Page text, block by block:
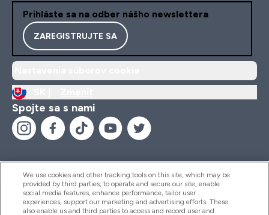
Prihláste sa na odber nášho newslettera
ZAREGISTRUJTE SA
Spojte sa s nami
Pomoc & Informácie
We use cookies and other tracking tools on this site, which may be
provided by third parties, to operate and secure our site, enable
social media features, enhance performance, tailor user
experiences, support our marketing and advertising efforts. These
also enable us and third parties to access and record user and